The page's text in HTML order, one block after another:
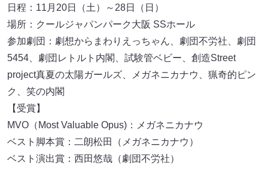
日程：11月20日（土）～28日（日）
場所：クールジャパンパーク大阪 SSホール
参加劇団：劇想からまわりえっちゃん、劇団不労社、劇団
5454、劇団レトルト内閣、試験管ベビー、創造Street
project真夏の太陽ガールズ、メガネニカナウ、猟奇的ピン
ク、笑の内閣
【受賞】
MVO（Most Valuable Opus)：メガネニカナウ
ベスト脚本賞：二朗松田（メガネニカナウ）
ベスト演出賞：西田悠哉（劇団不労社）